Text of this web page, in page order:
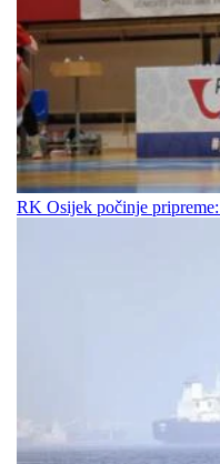
RK Osijek počinje